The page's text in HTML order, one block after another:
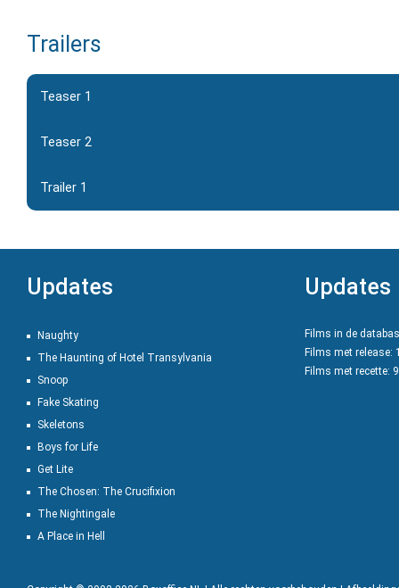
Trailers
Teaser 1
Teaser 2
Trailer 1
Updates
Naughty
The Haunting of Hotel Transylvania
Snoop
Fake Skating
Skeletons
Boys for Life
Get Lite
The Chosen: The Crucifixion
The Nightingale
A Place in Hell
Updates
Films in de
Films met release:
Films met recette: